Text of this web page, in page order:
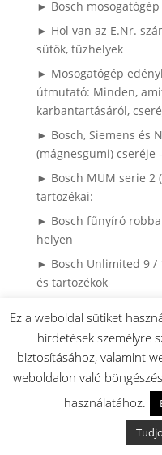
► Bosch
► Hol van az E.Nr.
sütők, tűzhelyek
► Mosogatógép
útmutató: Minden,
karbantartásáról,
► Bosch, Siemens és
(mágnesgumi) cseréje
► Bosch MUM serie 2
tartozékai:
► Bosch fűnyíró
helyen
► Bosch Unlimited 9 /
és tartozékok
Lépésről Lépésre
► Gyakran ismételt
► Víz áll a Bosch
szerelőt, ezt nézd
► Miért mennek
látja egy
Ez a weboldal sütiket
hirdetések személyre
biztosításához, valamint
weboldalon való
használatához.